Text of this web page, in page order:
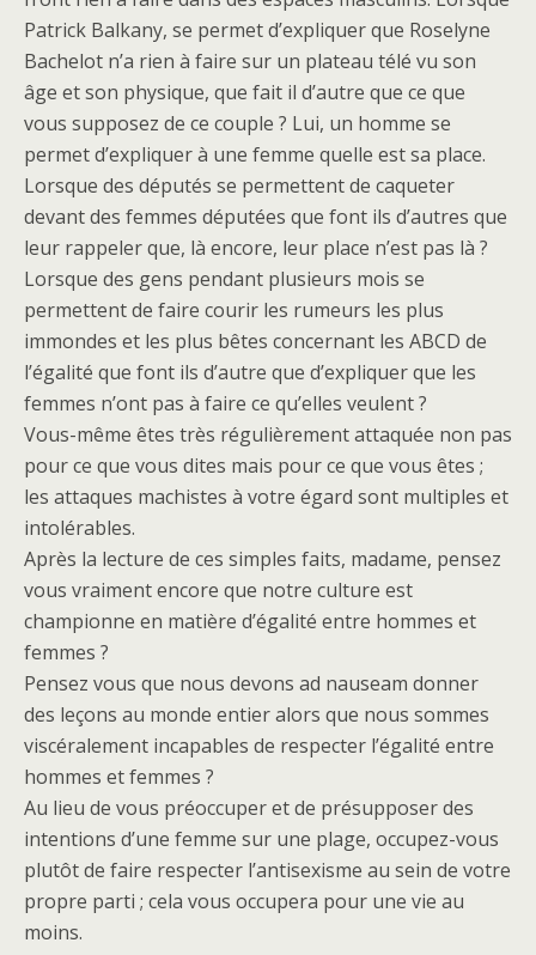
Patrick Balkany, se permet d’expliquer que Roselyne
Bachelot n’a rien à faire sur un plateau télé vu son
âge et son physique, que fait il d’autre que ce que
vous supposez de ce couple ? Lui, un homme se
permet d’expliquer à une femme quelle est sa place.
Lorsque des députés se permettent de caqueter
devant des femmes députées que font ils d’autres que
leur rappeler que, là encore, leur place n’est pas là ?
Lorsque des gens pendant plusieurs mois se
permettent de faire courir les rumeurs les plus
immondes et les plus bêtes concernant les ABCD de
l’égalité que font ils d’autre que d’expliquer que les
femmes n’ont pas à faire ce qu’elles veulent ?
Vous-même êtes très régulièrement attaquée non pas
pour ce que vous dites mais pour ce que vous êtes ;
les attaques machistes à votre égard sont multiples et
intolérables.
Après la lecture de ces simples faits, madame, pensez
vous vraiment encore que notre culture est
championne en matière d’égalité entre hommes et
femmes ?
Pensez vous que nous devons ad nauseam donner
des leçons au monde entier alors que nous sommes
viscéralement incapables de respecter l’égalité entre
hommes et femmes ?
Au lieu de vous préoccuper et de présupposer des
intentions d’une femme sur une plage, occupez-vous
plutôt de faire respecter l’antisexisme au sein de votre
propre parti ; cela vous occupera pour une vie au
moins.